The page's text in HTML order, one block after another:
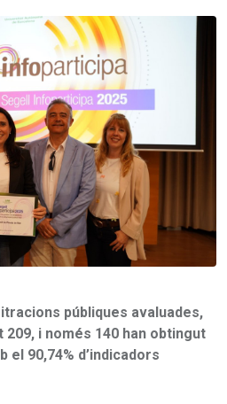
públiques avaluades,
209, i només 140 han obtingut
el 90,74% d’indicadors